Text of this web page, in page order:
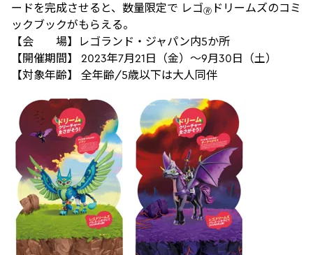
ードを完成させると、数量限定で レゴ🄬 ドリームズのコミ
ックブックがもらえる。
【会 場】レゴランド・ジャパン内5か所
【開催期間】 2023年7月21日（金）～9月30日（土）
【対象年齢】 全年齢/5歳以下は大人同伴